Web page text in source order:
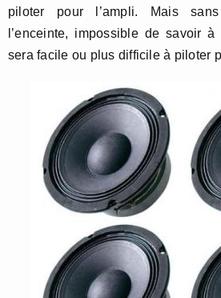
piloter pour l’ampli. Mais
l’enceinte, impossible de savoir à
sera facile ou plus difficile à piloter